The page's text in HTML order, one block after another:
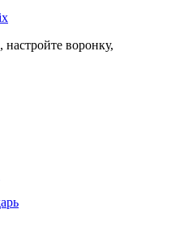
воронку,